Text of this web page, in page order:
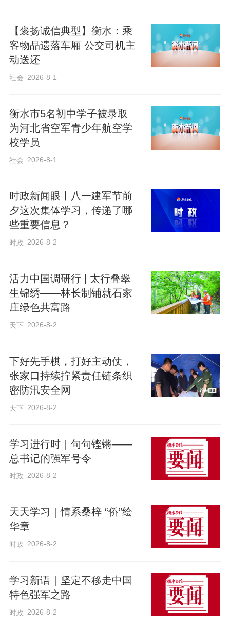
水市第三人民医院用专业诊疗服务向城市
奋斗者表达敬意。下一步，衡水市第三人
民医院将紧盯新就业群体健康需求，不断
优化服务举措，以暖心医疗服务筑牢新业
【褒扬诚信典型】衡水：乘
客物品遗落车厢 公交司机主
动送还
社会 2026-8-1
衡水市5名初中学子被录取
为河北省空军青少年航空学
校学员
社会 2026-8-1
时政新闻眼丨八一建军节前
夕这次集体学习，传递了哪
些重要信息？
时政 2026-8-2
活力中国调研行 | 太行叠翠
生锦绣——林长制铺就石家
庄绿色共富路
天下 2026-8-2
下好先手棋，打好主动仗，
张家口持续拧紧责任链条织
密防汛安全网
天下 2026-8-2
学习进行时｜句句铿锵——
总书记的强军号令
时政 2026-8-2
天天学习｜情系桑梓 “侨”绘
华章
时政 2026-8-2
学习新语｜坚定不移走中国
特色强军之路
时政 2026-8-2